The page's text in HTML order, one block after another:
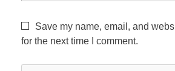
Save my name, email, and
for the next time I comment.